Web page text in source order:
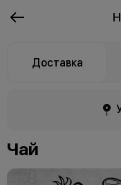
Доставка
Чай